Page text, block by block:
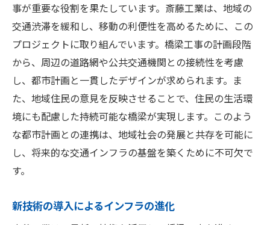
事が重要な役割を果たしています。斎藤工業は、地域の
交通渋滞を緩和し、移動の利便性を高めるために、この
プロジェクトに取り組んでいます。橋梁工事の計画段階
から、周辺の道路網や公共交通機関との接続性を考慮
し、都市計画と一貫したデザインが求められます。ま
た、地域住民の意見を反映させることで、住民の生活環
境にも配慮した持続可能な橋梁が実現します。このよう
な都市計画との連携は、地域社会の発展と共存を可能に
し、将来的な交通インフラの基盤を築くために不可欠で
す。
新技術の導入によるインフラの進化